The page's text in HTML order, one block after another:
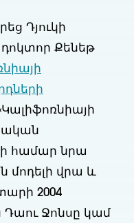
Դյուկի
դոկտոր Քենեթ
համար նրա
մոդելի վրա և
2004
Դաու Ջոնսը կամ